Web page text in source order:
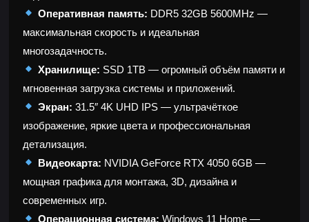
Оперативная память: DDR5 32GB 5600MHz —
максимальная скорость и идеальная
многозадачность.
Хранилище: SSD 1TB — огромный объём памяти и
мгновенная загрузка системы и приложений.
Экран: 31.5″ 4K UHD IPS — ультрачёткое
изображение, яркие цвета и профессиональная
детализация.
Видеокарта: NVIDIA GeForce RTX 4050 6GB —
мощная графика для монтажа, 3D, дизайна и
современных игр.
Операционная система: Windows 11 Home —